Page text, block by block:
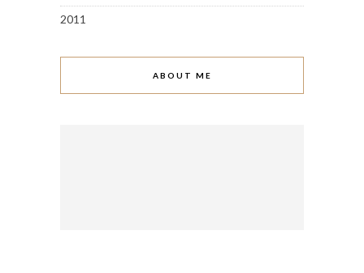
2011
ABOUT ME